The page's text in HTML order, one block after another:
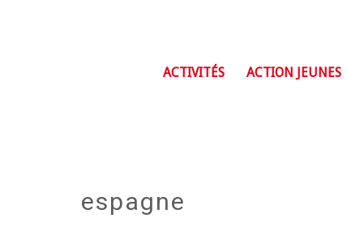
ACTIVITÉS ACTION JEUNES
espagne